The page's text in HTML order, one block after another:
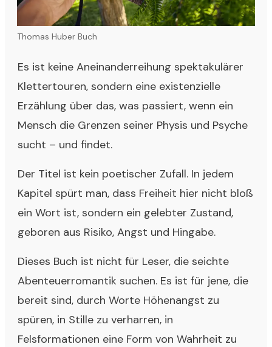
Thomas Huber Buch
Es ist keine Aneinanderreihung spektakulärer
Klettertouren, sondern eine existenzielle
Erzählung über das, was passiert, wenn ein
Mensch die Grenzen seiner Physis und Psyche
sucht – und findet.
Der Titel ist kein poetischer Zufall. In jedem
Kapitel spürt man, dass Freiheit hier nicht bloß
ein Wort ist, sondern ein gelebter Zustand,
geboren aus Risiko, Angst und Hingabe.
Dieses Buch ist nicht für Leser, die seichte
Abenteuerromantik suchen. Es ist für jene, die
bereit sind, durch Worte Höhenangst zu
spüren, in Stille zu verharren, in
Felsformationen eine Form von Wahrheit zu